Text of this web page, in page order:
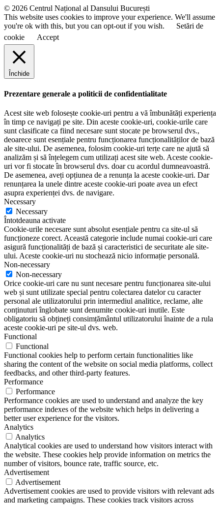
© 2026 Centrul Național al Dansului București
This website uses cookies to improve your experience. We'll assume
you're ok with this, but you can opt-out if you wish.
Setări de
cookie
Accept
Închide
Prezentare generale a politicii de confidentialitate
Acest site web folosește cookie-uri pentru a vă îmbunătăți experiența
în timp ce navigați pe site. Din aceste cookie-uri, cookie-urile care
sunt clasificate ca fiind necesare sunt stocate pe browserul dvs.,
deoarece sunt esențiale pentru funcționarea funcționalităților de bază
ale site-ului. De asemenea, folosim cookie-uri terțe care ne ajută să
analizăm și să înțelegem cum utilizați acest site web. Aceste cookie-
uri vor fi stocate în browserul dvs. doar cu acordul dumneavoastră.
De asemenea, aveți opțiunea de a renunța la aceste cookie-uri. Dar
renunțarea la unele dintre aceste cookie-uri poate avea un efect
asupra experienței dvs. de navigare.
Necessary
Necessary
Întotdeauna activate
Cookie-urile necesare sunt absolut esențiale pentru ca site-ul să
funcționeze corect. Această categorie include numai cookie-uri care
asigură funcționalități de bază și caracteristici de securitate ale site-
ului. Aceste cookie-uri nu stochează nicio informație personală.
Non-necessary
Non-necessary
Orice cookie-uri care nu sunt necesare pentru funcționarea site-ului
web și sunt utilizate special pentru colectarea datelor cu caracter
personal ale utilizatorului prin intermediul analitice, reclame, alte
conținuturi înglobate sunt denumite cookie-uri inutile. Este
obligatoriu să obțineți consimțământul utilizatorului înainte de a rula
aceste cookie-uri pe site-ul dvs. web.
Functional
Functional
Functional cookies help to perform certain functionalities like
sharing the content of the website on social media platforms, collect
feedbacks, and other third-party features.
Performance
Performance
Performance cookies are used to understand and analyze the key
performance indexes of the website which helps in delivering a
better user experience for the visitors.
Analytics
Analytics
Analytical cookies are used to understand how visitors interact with
the website. These cookies help provide information on metrics the
number of visitors, bounce rate, traffic source, etc.
Advertisement
Advertisement
Advertisement cookies are used to provide visitors with relevant ads
and marketing campaigns. These cookies track visitors across